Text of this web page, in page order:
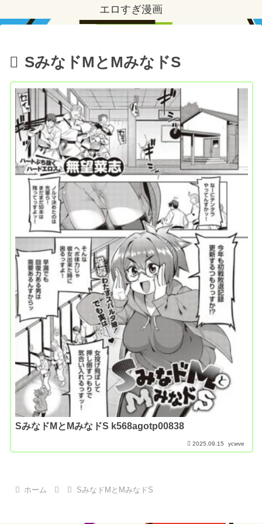
エロすぎ漫画
SみなドMとMみなドS
SみなドMとMみなドS k568agotp00838
2025.09.15 ycwve
ホーム SみなドMとMみなドS